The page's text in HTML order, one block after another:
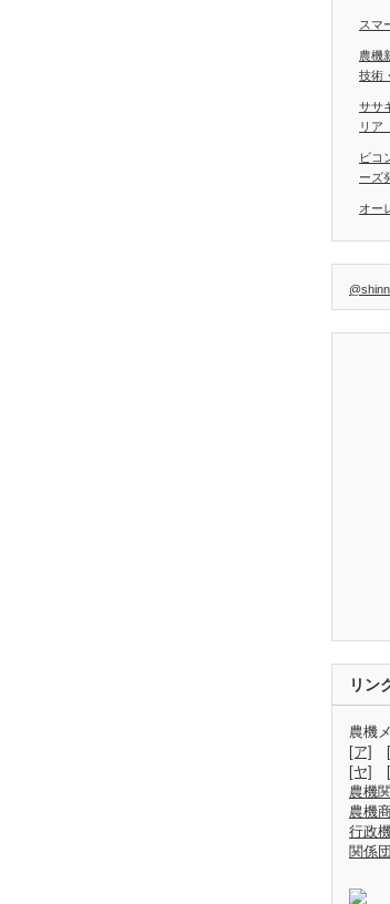
スマ
農機
技術
ササ
リア
ビコ
ーズ
オー
リン
農機
[ア]
[ヤ]
農機
農機
行政
関係